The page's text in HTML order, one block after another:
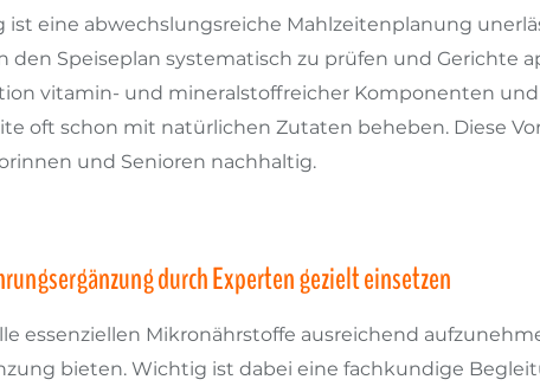
eine abwechslungsreiche Mahlzeitenplanung
Speiseplan systematisch zu prüfen und Gerichte
vitamin- und mineralstoffreicher Komponenten
oft schon mit natürlichen Zutaten beheben. Diese
und Senioren nachhaltig.
durch Experten gezielt einsetzen
essenziellen Mikronährstoffe ausreichend
bieten. Wichtig ist dabei eine fachkundige